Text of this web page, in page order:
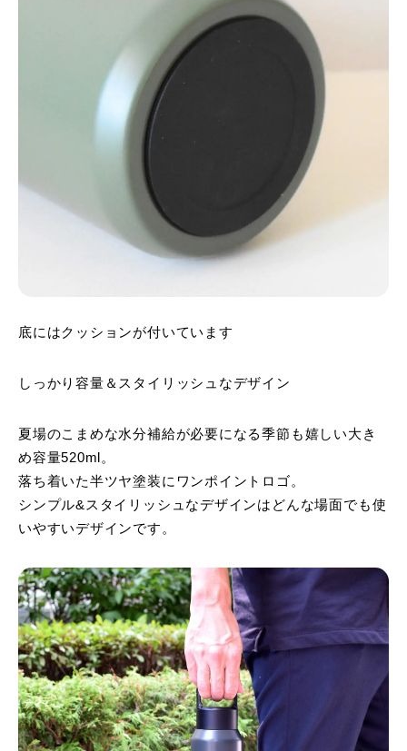
底にはクッションが付いています
しっかり容量＆スタイリッシュなデザイン
夏場のこまめな水分補給が必要になる季節も嬉しい大き
め容量520ml。
落ち着いた半ツヤ塗装にワンポイントロゴ。
シンプル&スタイリッシュなデザインはどんな場面でも使
いやすいデザインです。